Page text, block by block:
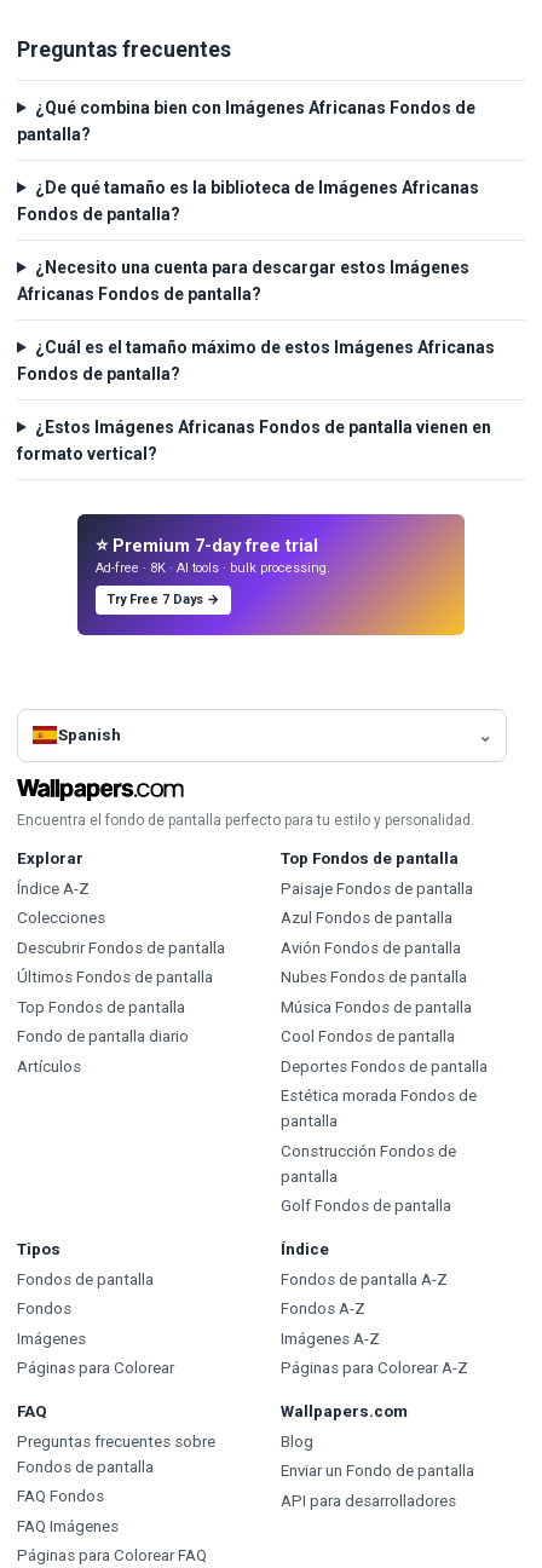
Preguntas frecuentes
¿Qué combina bien con Imágenes Africanas Fondos de
pantalla?
¿De qué tamaño es la biblioteca de Imágenes Africanas
Fondos de pantalla?
¿Necesito una cuenta para descargar estos Imágenes
Africanas Fondos de pantalla?
¿Cuál es el tamaño máximo de estos Imágenes Africanas
Fondos de pantalla?
¿Estos Imágenes Africanas Fondos de pantalla vienen en
formato vertical?
⭐ Premium 7-day free trial
Ad-free · 8K · AI tools · bulk processing.
Try Free 7 Days →
Spanish
Encuentra el fondo de pantalla perfecto para tu estilo y personalidad.
Explorar
Índice A-Z
Colecciones
Descubrir Fondos de pantalla
Últimos Fondos de pantalla
Top Fondos de pantalla
Fondo de pantalla diario
Artículos
Top Fondos de pantalla
Paisaje Fondos de pantalla
Azul Fondos de pantalla
Avión Fondos de pantalla
Nubes Fondos de pantalla
Música Fondos de pantalla
Cool Fondos de pantalla
Deportes Fondos de pantalla
Estética morada Fondos de
pantalla
Construcción Fondos de
pantalla
Golf Fondos de pantalla
Tipos
Fondos de pantalla
Fondos
Imágenes
Páginas para Colorear
Índice
Fondos de pantalla A-Z
Fondos A-Z
Imágenes A-Z
Páginas para Colorear A-Z
FAQ
Preguntas frecuentes sobre
Fondos de pantalla
FAQ Fondos
FAQ Imágenes
Páginas para Colorear FAQ
Wallpapers.com
Blog
Enviar un Fondo de pantalla
API para desarrolladores